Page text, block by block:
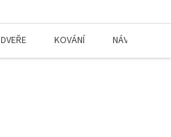
DVEŘE KOVÁNÍ NÁVODY